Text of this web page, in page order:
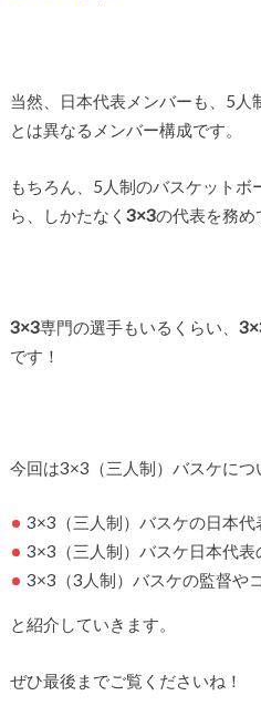
当然、日本代表メンバーも、5人
とは異なるメンバー構成です。
もちろん、5人制のバスケット
ら、しかたなく 3×3の代表を務め
3×3専門の選手もいるくらい、
です！
今回は3×3（三人制）バスケにつ
3×3（三人制）バスケの日本代
3×3（三人制）バスケ日本代表
3×3（3人制）バスケの監督や
と紹介していきます。
ぜひ最後までご覧くださいね！